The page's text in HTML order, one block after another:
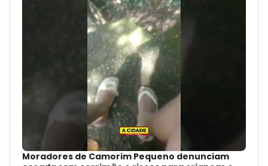
Moradores de Camorim Pequeno denunciam